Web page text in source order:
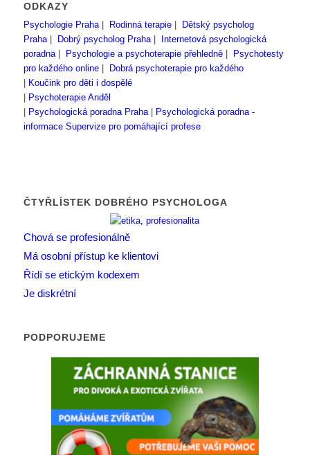
ODKAZY
Psychologie Praha| Rodinná terapie|
Dětský psycholog
Praha| Dobrý psycholog Praha|
Internetová psychologická
poradna| Psychologie a psychoterapie přehledně|
Psychotesty
pro každého online|
Dobrá psychoterapie pro každého
Koučink pro děti i dospělé
Psychoterapie Anděl
Psychologická poradna Praha|
Psychologická poradna -
informace Supervize pro pomáhající profese
ČTYŘLÍSTEK DOBRÉHO PSYCHOLOGA
Chová se profesionálně
Má osobní přístup ke klientovi
Řídí se etickým kodexem
Je diskrétní
PODPORUJEME